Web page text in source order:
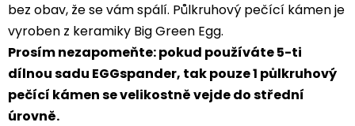
bez obav, že se vám spálí. Půlkruhový pečící kámen je
vyroben z keramiky Big Green Egg.
Prosím nezapomeňte: pokud používáte 5-ti
dílnou sadu EGGspander, tak pouze 1 půlkruhový
pečící kámen se velikostně vejde do střední
úrovně.